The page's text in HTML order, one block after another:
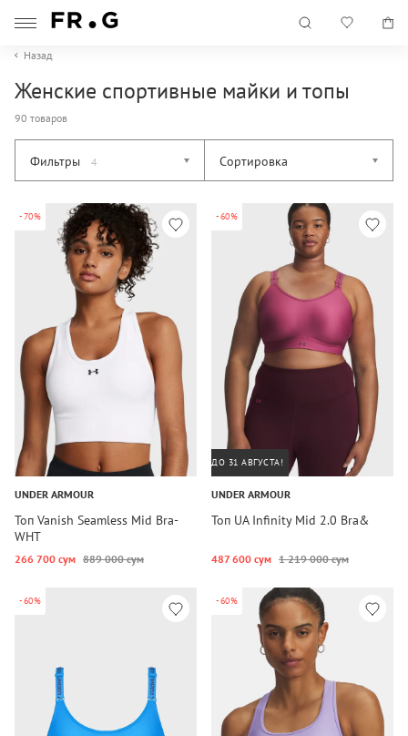
Назад
Женские спортивные майки и топы
90 товаров
Фильтры 4 Сортировка
-70%
UNDER ARMOUR
Топ Vanish Seamless Mid Bra-
WHT
266 700 сум 889 000 сум
-60%
ДО 31 АВГУСТА!
UNDER ARMOUR
Топ UA Infinity Mid 2.0 Bra&
487 600 сум 1 219 000 сум
-60% -60%